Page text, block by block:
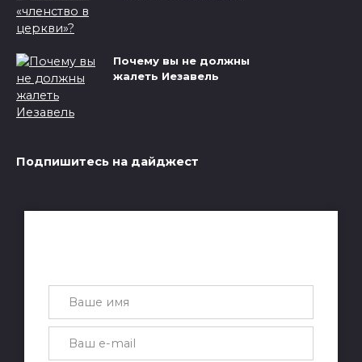
Почему вы не должны
жалеть Иезавель
Подпишитесь на дайджест